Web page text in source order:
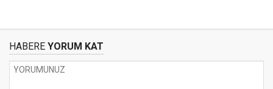
HABERE YORUM KAT